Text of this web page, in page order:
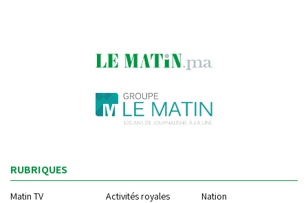
RUBRIQUES
Matin TV Activités royales
Nation